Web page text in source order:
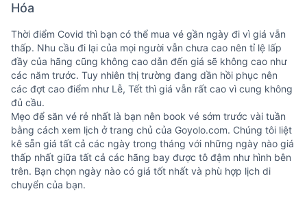
Hóa
Thời điểm Covid thì bạn có thể mua vé gần ngày đi vì giá vẫn
thấp. Nhu cầu đi lại của mọi người vẫn chưa cao nên tỉ lệ lấp
đầy của hãng cũng không cao dẫn đến giá sẽ không cao như
các năm trước. Tuy nhiên thị trường đang dần hồi phục nên
các đợt cao điểm như Lễ, Tết thì giá vẫn rất cao vì cung không
đủ cầu.
Mẹo để săn vé rẻ nhất là bạn nên book vé sớm trước vài tuần
bằng cách xem lịch ở trang chủ của Goyolo.com. Chúng tôi liệt
kê sẵn giá tất cả các ngày trong tháng với những ngày nào giá
thấp nhất giữa tất cả các hãng bay được tô đậm như hình bên
trên. Bạn chọn ngày nào có giá tốt nhất và phù hợp lịch di
chuyển của bạn.